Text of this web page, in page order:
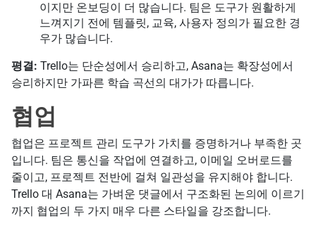
이지만 온보딩이 더 많습니다. 팀은 도구가 원활하게
느껴지기 전에 템플릿, 교육, 사용자 정의가 필요한 경
우가 많습니다.
평결: Trello는 단순성에서 승리하고, Asana는 확장성에서
승리하지만 가파른 학습 곡선의 대가가 따릅니다.
협업
협업은 프로젝트 관리 도구가 가치를 증명하거나 부족한 곳
입니다. 팀은 통신을 작업에 연결하고, 이메일 오버로드를
줄이고, 프로젝트 전반에 걸쳐 일관성을 유지해야 합니다.
Trello 대 Asana는 가벼운 댓글에서 구조화된 논의에 이르기
까지 협업의 두 가지 매우 다른 스타일을 강조합니다.